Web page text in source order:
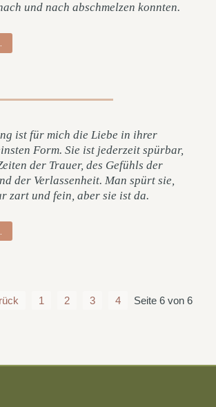
und nach abschmelzen konnten.
ist für mich die Liebe in ihrer
Form. Sie ist jederzeit spürbar,
der Trauer, des Gefühls der
der Verlassenheit. Man spürt sie,
zart und fein, aber sie ist da.
Seite 6 von 6
1 2 3
4